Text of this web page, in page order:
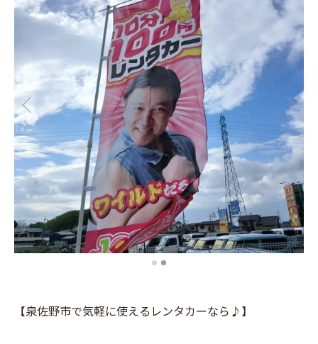
【泉佐野市で気軽に使えるレンタカーなら♪】